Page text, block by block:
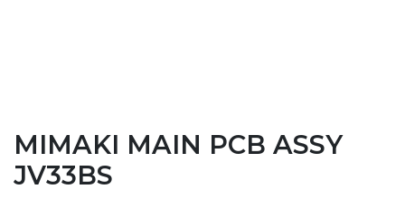
MIMAKI MAIN PCB ASSY
JV33BS